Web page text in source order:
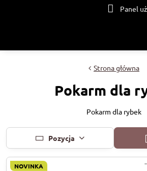
Panel
Strona główna
Pokarm dla
Pokarm dla rybek
Pozycja
NOVINKA